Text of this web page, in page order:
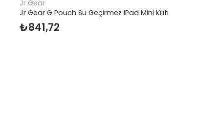
Jr Gear
Jr Gear G Pouch Su Geçirmez IPad Mini Kılıfı
₺841,72